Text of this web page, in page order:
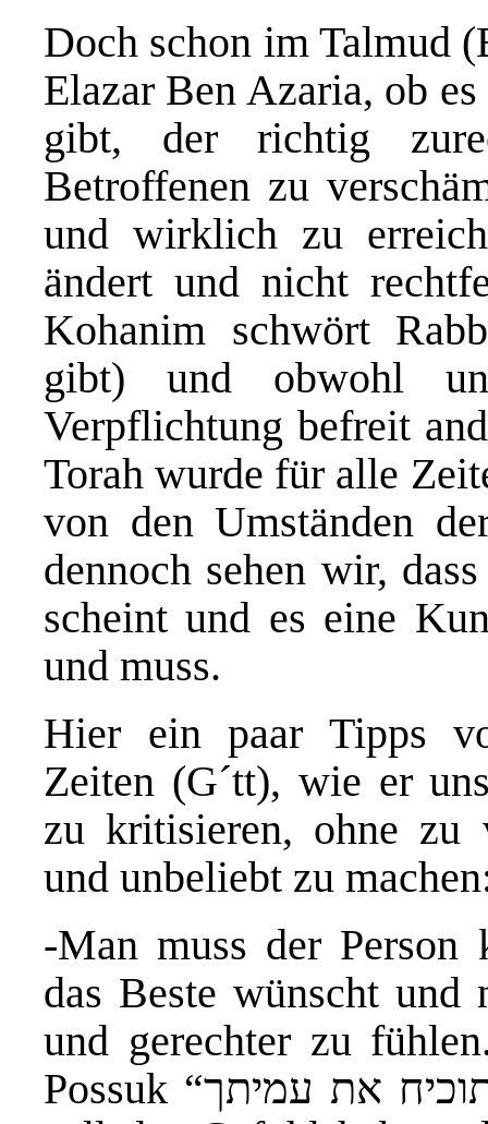
Doch schon im Talmud
Elazar Ben Azaria, ob
gibt, der richtig
Betroffenen zu
und wirklich zu
ändert und nicht
Kohanim schwört
gibt) und obwohl
Verpflichtung befreit
Torah wurde für alle
von den Umständen
dennoch sehen wir,
scheint und es eine
und muss.
Hier ein paar Tipps
Zeiten (G´tt), wie er
zu kritisieren, ohne zu
und unbeliebt zu
-Man muss der Person
das Beste wünscht
und gerechter zu
Possuk “הוכיח תוכיח את עמיתך“ die betroffene Person